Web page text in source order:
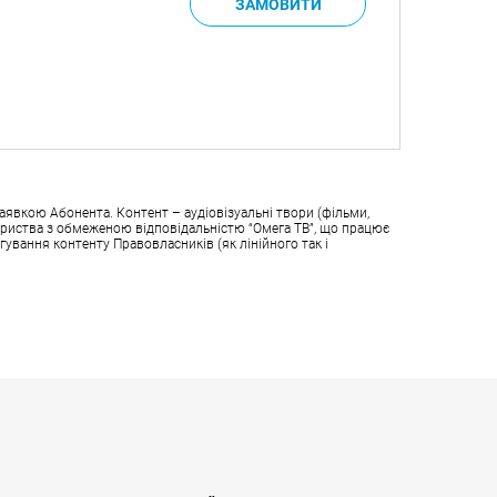
Абонента. Контент – аудіовізуальні твори (фільми,
з обмеженою відповідальністю “Омега ТВ”, що працює
контенту Правовласників (як лінійного так і